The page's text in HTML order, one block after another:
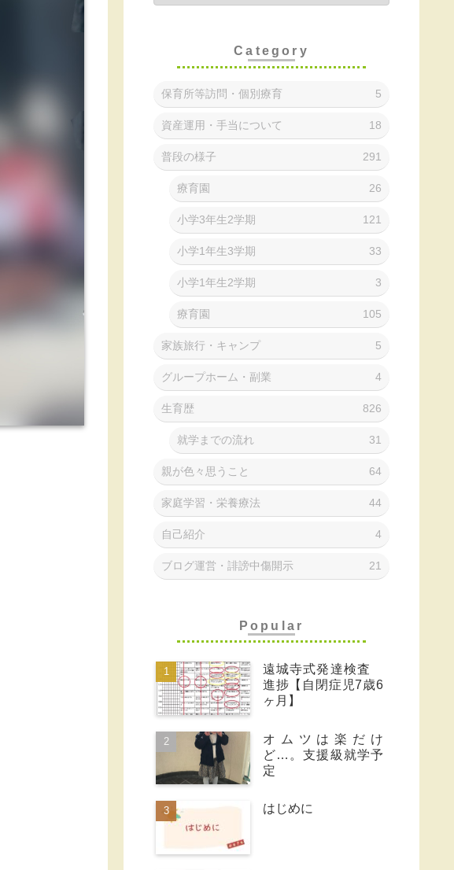
Category
保育所等訪問・個別療育 5
資産運用・手当について 18
普段の様子 291
療育園 26
小学3年生2学期 121
小学1年生3学期 33
小学1年生2学期 3
療育園 105
家族旅行・キャンプ 5
グループホーム・副業 4
生育歴 826
就学までの流れ 31
親が色々思うこと 64
家庭学習・栄養療法 44
自己紹介 4
ブログ運営・誹謗中傷開示 21
Popular
遠城寺式発達検査
進捗【自閉症児7歳6
ヶ月】
オムツは楽だけ
ど…。支援級就学予
定
はじめに